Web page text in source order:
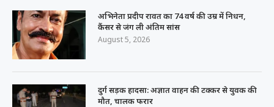
अभिनेता प्रदीप रावत का 74 वर्ष की उम्र में निधन,
कैंसर से जंग ली अंतिम सांस
August 5, 2026
दुर्ग सड़क हादसा: अज्ञात वाहन की टक्कर से युवक की
मौत, चालक फरार